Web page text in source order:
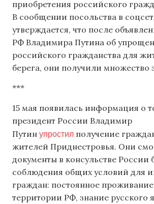
приобретения российского
В сообщении посольства в
утверждается, что после
РФ Владимира Путина об
российского гражданства для
берега, они получили множество
***
15 мая появилась информация о
президент России Владимир
Путин упростил получение
жителей Приднестровья. Они
документы в консульстве России
соблюдения общих условий для
граждан: постоянное
территории РФ, знание русского